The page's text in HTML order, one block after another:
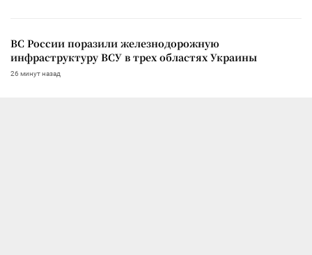
ВС России поразили железнодорожную
инфраструктуру ВСУ в трех областях Украины
26 минут назад